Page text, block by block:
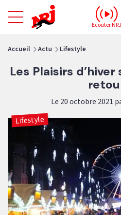
NRJ - Accueil
Ecouter NRJ
Accueil Actu Lifestyle
Les Plaisirs
Le 20 octobre 2021
Lifestyle